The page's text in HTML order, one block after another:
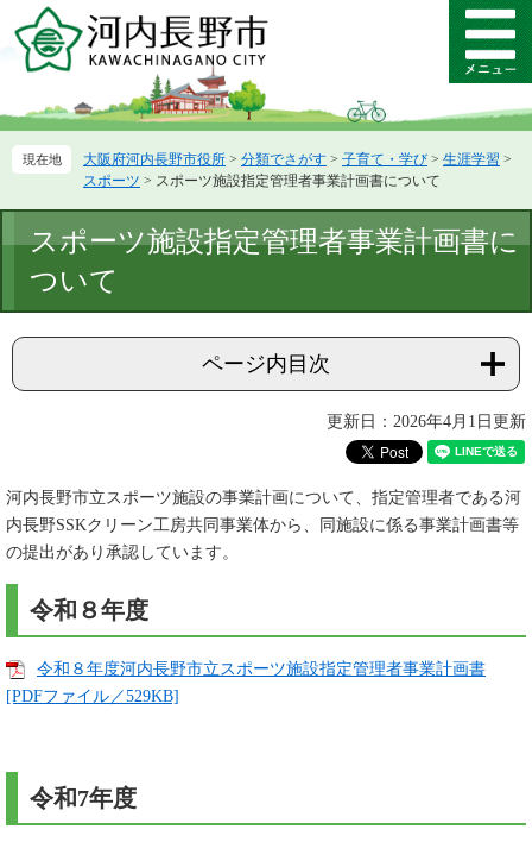
ー
先
ニ
を
て
メ
ニ
ー
大阪府河内長野市役所 > 分類でさがす > 子育て・学び > 生涯学習 >
スポーツ > スポーツ施設指定管理者事業計画書について
文
スポーツ施設指定管理者事業計画書に
ついて
ページ内目次
更新日：2026年4月1日更新
河内長野市立スポーツ施設の事業計画について、指定管理者である河
内長野SSKクリーン工房共同事業体から、同施設に係る事業計画書等
の提出があり承認しています。
令和８年度
令和８年度河内長野市立スポーツ施設指定管理者事業計画書
[PDFファイル／529KB]
令和7年度